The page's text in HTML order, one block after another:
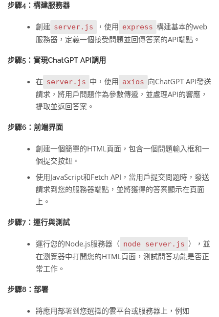
步驟4：構建服務器
創建 server.js ，使用 express 構建基本的web
服務器，定義一個接受問題並回傳答案的API端點。
步驟5：實現ChatGPT API調用
在 server.js 中，使用 axios 向ChatGPT API發送
請求，將用戶問題作為參數傳遞，並處理API的響應，
提取並返回答案。
步驟6：前端界面
創建一個簡單的HTML頁面，包含一個問題輸入框和一
個提交按鈕。
使用JavaScript和Fetch API，當用戶提交問題時，發送
請求到您的服務器端點，並將獲得的答案顯示在頁面
上。
步驟7：運行與測試
運行您的Node.js服務器（ node server.js ），並
在瀏覽器中打開您的HTML頁面，測試問答功能是否正
常工作。
步驟8：部署
將應用部署到您選擇的雲平台或服務器上，例如